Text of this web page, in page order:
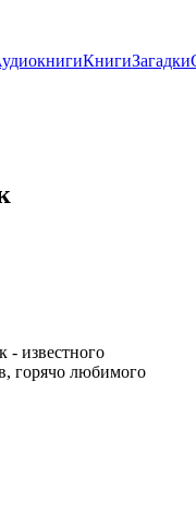
КнигиЗагадки
- известного
горячо любимого